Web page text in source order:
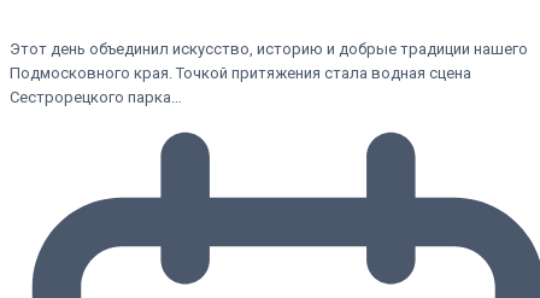
Этот день объединил искусство, историю и добрые традиции нашего
Подмосковного края. Точкой притяжения стала водная сцена
Сестрорецкого парка…